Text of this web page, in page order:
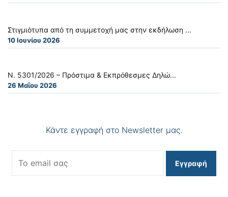
Στιγμιότυπα από τη συμμετοχή μας στην εκδήλωση ...
10 Ιουνίου 2026
Ν. 5301/2026 – Πρόστιμα & Εκπρόθεσμες Δηλώ...
26 Μαΐου 2026
Κάντε εγγραφή στο Newsletter μας.
Εγγραφή